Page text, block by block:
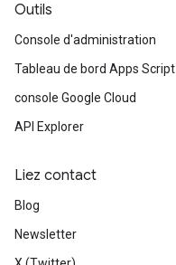
Outils
Console d'administration
Tableau de bord Apps Script
console Google Cloud
API Explorer
Liez contact
Blog
Newsletter